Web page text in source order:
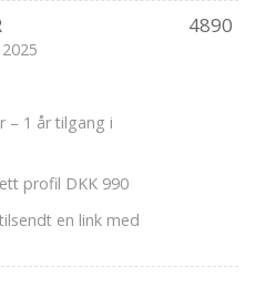
4890
– 1 år tilgang i
profil DKK 990
en link med